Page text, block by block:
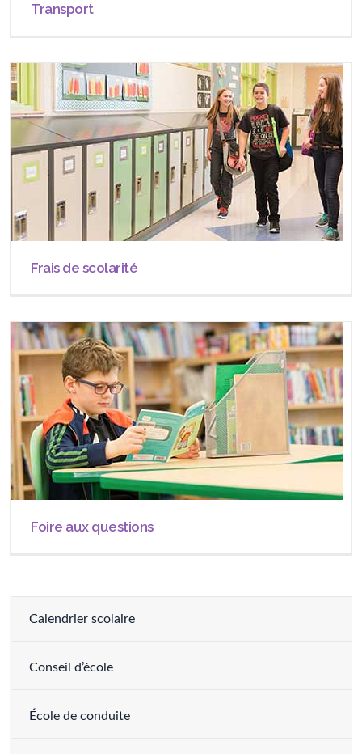
Transport
Frais de scolarité
Foire aux questions
Calendrier scolaire
Conseil d’école
École de conduite